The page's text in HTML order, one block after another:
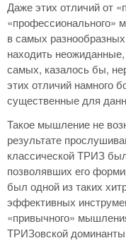
Даже этих отличий от
«профессионального»
в самых
находить
самых, казалось бы,
этих отличий намного
существенные для
Такое мышление не
результате
классической ТРИЗ
позволявших его
был одной из таких
эффективных
«привычного»
ТРИЗовской